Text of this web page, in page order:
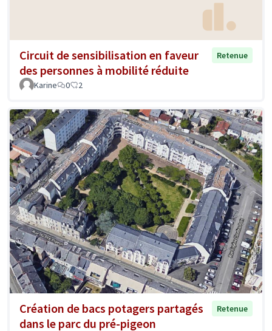
Circuit de sensibilisation en faveur
des personnes à mobilité réduite
Retenue
Karine 0 2
Création de bacs potagers partagés
dans le parc du pré-pigeon
Retenue